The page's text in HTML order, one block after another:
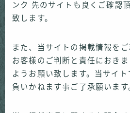
ンク 先のサイトも良くご確認
致します。
また、当サイトの掲載情報をご
お客様のご判断と責任におき
ようお願い致します。当サイ
負いかねます事ご了承願います